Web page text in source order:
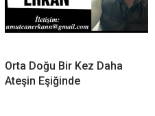
Orta Doğu Bir Kez Daha
Ateşin Eşiğinde